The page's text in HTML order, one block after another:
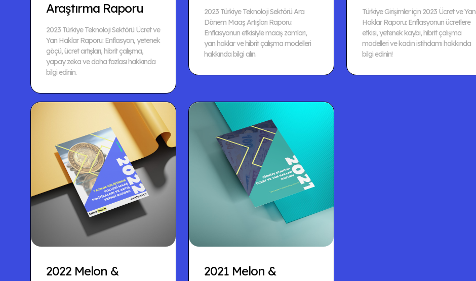
Araştırma Raporu
2023 Türkiye Teknoloji Sektörü Ücret ve
Yan Haklar Raporu: Enflasyon, yetenek
göçü, ücret artışları, hibrit çalışma,
yapay zeka ve daha fazlası hakkında
bilgi edinin.
2023 Türkiye Teknoloji Sektörü Ara
Dönem Maaş Artışları Raporu:
Enflasyonun etkisiyle maaş zamları,
yan haklar ve hibrit çalışma modelleri
hakkında bilgi alın.
Türkiye Girişimler için 2023 Ücret ve Yan
Haklar Raporu: Enflasyonun ücretlere
etkisi, yetenek kaybı, hibrit çalışma
modelleri ve kadın istihdamı hakkında
bilgi edinin!
2022 Melon &
2021 Melon &